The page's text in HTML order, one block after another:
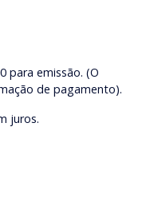
para emissão. (O
de pagamento).
juros.